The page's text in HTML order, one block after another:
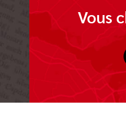
Vous